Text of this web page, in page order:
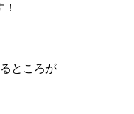
ところが